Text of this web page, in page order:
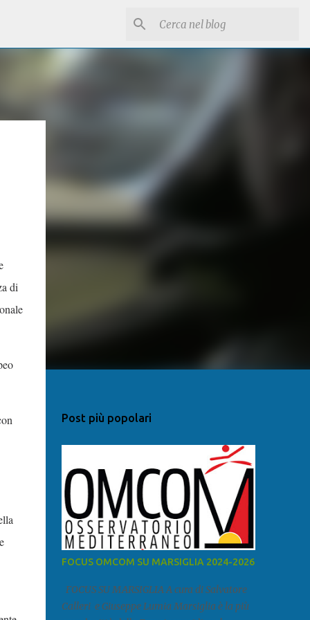
di
Post più popolari
FOCUS OMCOM SU MARSIGLIA 2024-2026
FOCUS SU MARSIGLIA A cura di Salvatore
Calleri e Giuseppe Lumia Marsiglia è la più